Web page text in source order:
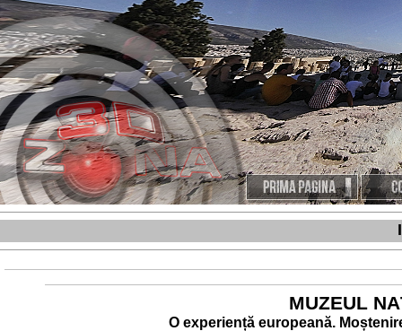
MUZEUL
O experiență europeană.